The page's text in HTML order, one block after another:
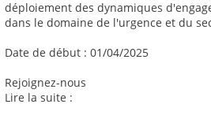
déploiement des dynamiques
dans le domaine de l'urgence et du
Date de début : 01/04/2025
Rejoignez-nous
Lire la suite :